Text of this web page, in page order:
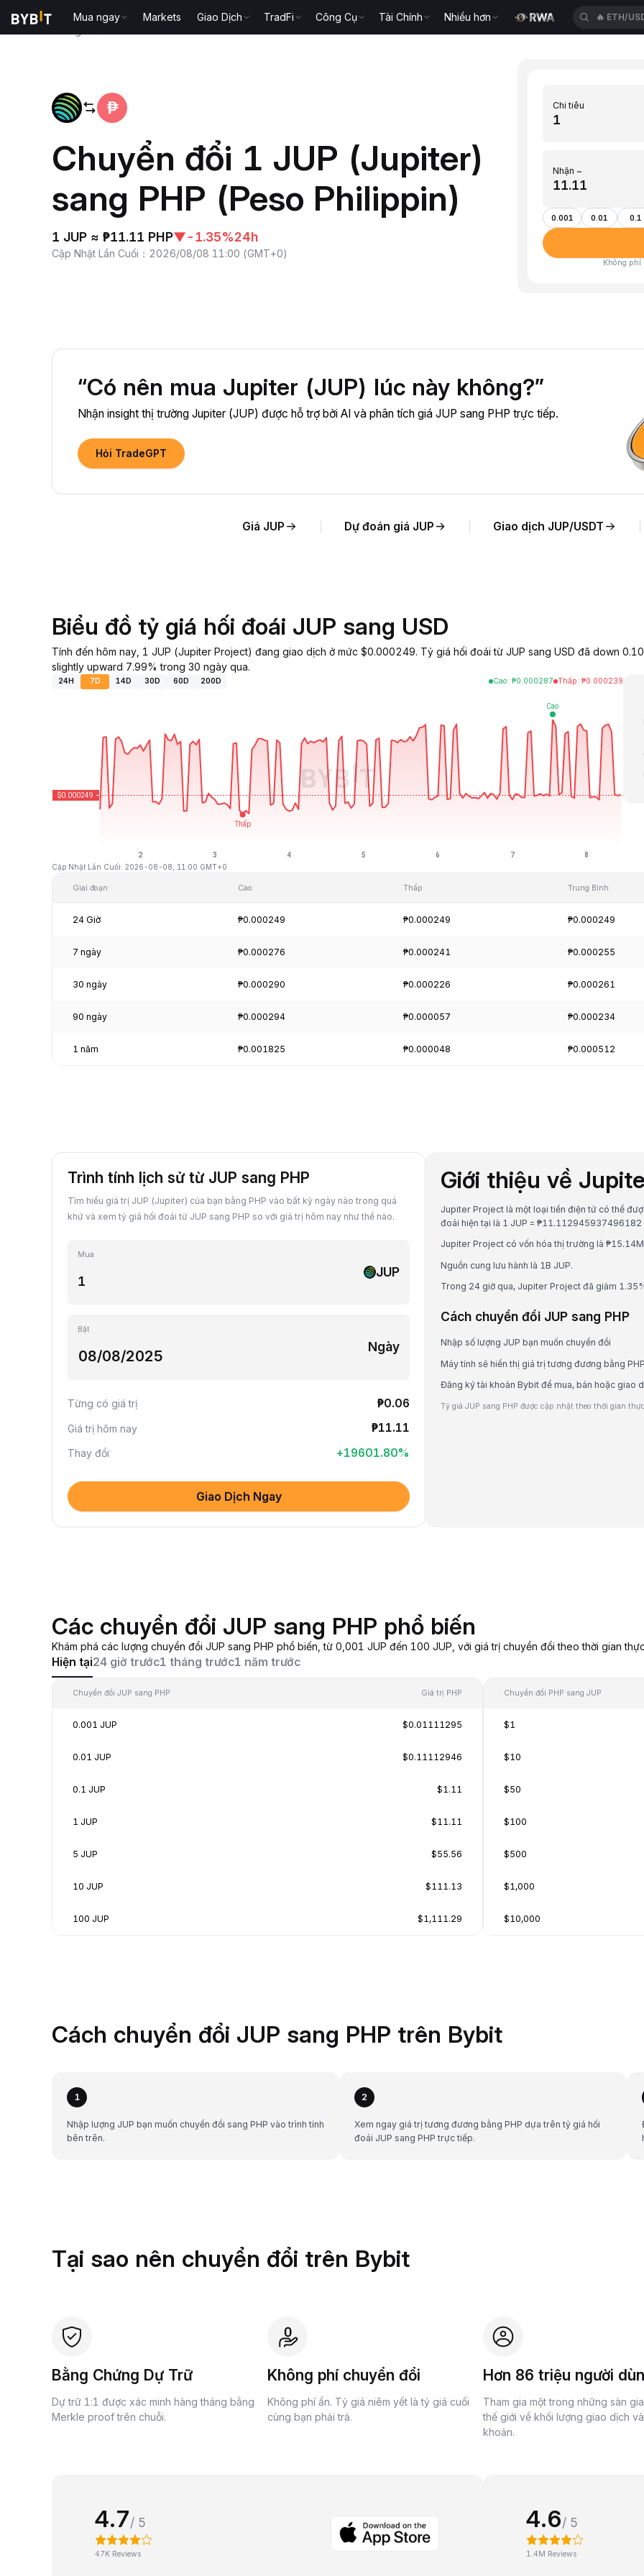
Mua ngay Markets Giao Dịch TradFi Công Cụ Tài Chính Nhiều hơn 🔥 ETH/
Chuyển đổi 1 JUP (Jupiter)
sang PHP (Peso Philippin)
1 JUP ≈ ₱11.11 PHP▼-1.35%24h
Cập Nhật Lần Cuối ： 2026/08/08 11:00 (GMT+0)
Chi tiêu
Nhận ~
0.001 0.01 0.1
Không phí
“Có nên mua Jupiter (JUP) lúc này không?”
Nhận insight thị trường Jupiter (JUP) được hỗ trợ bởi AI và phân tích giá JUP sang PHP trực tiếp.
Hỏi TradeGPT
Giá JUP Dự đoán giá JUP Giao dịch JUP/USDT
Biểu đồ tỷ giá hối đoái JUP sang USD
Tính đến hôm nay, 1 JUP (Jupiter Project) đang giao dịch ở mức $0.000249. Tỷ giá hối đoái từ JUP sang USD đã down
slightly upward 7.99% trong 30 ngày qua.
24H 7D 14D 30D 60D 200D Cao: ₱0.000287 Thấp: ₱0.000239
Cập Nhật Lần Cuối: 2026-08-08, 11:00 GMT+0
Giai đoạn Cao Thấp Trung Bình
24 Giờ ₱0.000249 ₱0.000249 ₱0.000249
7 ngày ₱0.000276 ₱0.000241 ₱0.000255
30 ngày ₱0.000290 ₱0.000226 ₱0.000261
90 ngày ₱0.000294 ₱0.000057 ₱0.000234
1 năm ₱0.001825 ₱0.000048 ₱0.000512
Trình tính lịch sử từ JUP sang PHP
Tìm hiểu giá trị JUP (Jupiter) của bạn bằng PHP vào bất kỳ ngày nào trong quá
khứ và xem tỷ giá hối đoái từ JUP sang PHP so với giá trị hôm nay như thế nào.
Mua
JUP
Bật
Ngày
Từng có giá trị ₱0.06
Giá trị hôm nay ₱11.11
Thay đổi +19601.80%
Giao Dịch Ngay
Giới thiệu về
Jupiter Project là một loại tiền điện tử có thể
đoái hiện tại là 1 JUP = ₱11.112945937496182
Jupiter Project có vốn hóa thị trường là
Nguồn cung lưu hành là 1B JUP.
Trong 24 giờ qua, Jupiter Project đã giảm
Cách chuyển đổi JUP sang PHP
Nhập số lượng JUP bạn muốn chuyển đổi
Máy tính sẽ hiển thị giá trị tương đương bằng PHP
Đăng ký tài khoản Bybit để mua, bán hoặc giao
Tỷ giá JUP sang PHP được cập nhật theo thời gian
Các chuyển đổi JUP sang PHP phổ biến
Khám phá các lượng chuyển đổi JUP sang PHP phổ biến, từ 0,001 JUP đến 100 JUP, với giá trị chuyển đổi theo thời gian
Hiện tại24 giờ trước1 tháng trước1 năm trước
Chuyển đổi JUP sang PHP Giá trị PHP
0.001 JUP $0.01111295
0.01 JUP $0.11112946
0.1 JUP $1.11
1 JUP $11.11
5 JUP $55.56
10 JUP $111.13
100 JUP $1,111.29
Chuyển đổi PHP sang JUP
$1
$10
$50
$100
$500
$1,000
$10,000
Cách chuyển đổi JUP sang PHP trên Bybit
1
Nhập lượng JUP bạn muốn chuyển đổi sang PHP vào trình tính
bên trên.
2
Xem ngay giá trị tương đương bằng PHP dựa trên tỷ giá hối
đoái JUP sang PHP trực tiếp.
Tại sao nên chuyển đổi trên Bybit
Bằng Chứng Dự Trữ
Dự trữ 1:1 được xác minh hàng tháng bằng
Merkle proof trên chuỗi.
Không phí chuyển đổi
Không phí ẩn. Tỷ giá niêm yết là tỷ giá cuối
cùng bạn phải trả.
Hơn 86 triệu người
Tham gia một trong những sàn
thế giới về khối lượng giao dịch
khoản.
4.7/ 5
47K Reviews
4.6/ 5
1.4M Reviews